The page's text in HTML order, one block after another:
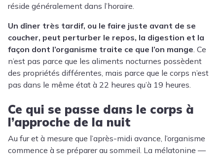
réside généralement dans l’horaire.
Un dîner très tardif, ou le faire juste avant de se
coucher, peut perturber le repos, la digestion et la
façon dont l’organisme traite ce que l’on mange. Ce
n’est pas parce que les aliments nocturnes possèdent
des propriétés différentes, mais parce que le corps n’est
pas dans le même état à 22 heures qu’à 19 heures.
Ce qui se passe dans le corps à
l’approche de la nuit
Au fur et à mesure que l’après-midi avance, l’organisme
commence à se préparer au sommeil. La mélatonine —